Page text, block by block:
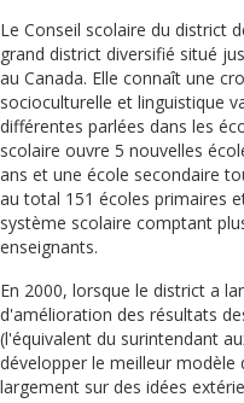
Le Conseil scolaire du district
grand district diversifié situé
au Canada. Elle connaît une
socioculturelle et linguistique
différentes parlées dans les
scolaire ouvre 5 nouvelles
ans et une école secondaire
au total 151 écoles primaires
système scolaire comptant
enseignants.
En 2000, lorsque le district a
d'amélioration des résultats
(l'équivalent du surintendant
développer le meilleur
largement sur des idées